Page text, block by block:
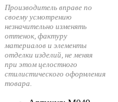
Производитель вправе по
своему усмотрению
незначительно изменять
оттенок, фактуру
материалов и элементы
отделки изделий, не меняя
при этом целостного
стилистического оформления
товара.